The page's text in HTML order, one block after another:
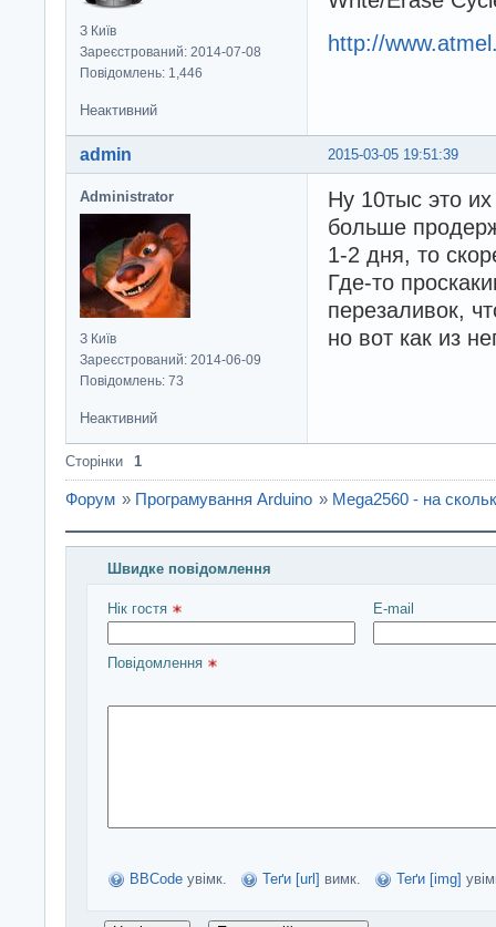
З Київ
Зареєстрований: 2014-07-08
Повідомлень: 1,446
http://
Неактивний
2015-03-05 19:51:39
admin
Administrator
З Київ
Зареєстрований: 2014-06-09
Повідомлень: 73
Ну 10тыс это
больше
1-2 дня, то
Где-то
перезаливок,
но вот как из
Неактивний
Сторінки 1
Форум » Програмування Arduino » Mega2560 - на
Швидке повідомлення
Введіть повідомлення і натисніть Надіслати
Нік гостя E-mail
Повідомлення
BBCode увімк. Теґи [url] вимк. Теґи [img]